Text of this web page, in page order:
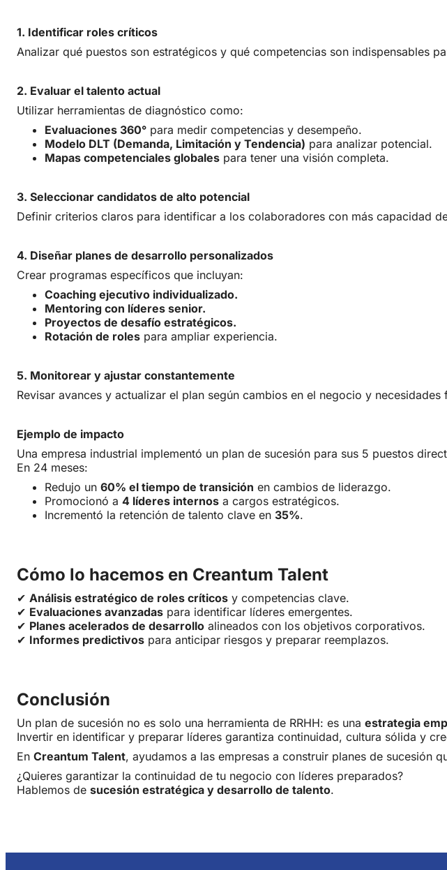
1. Identificar roles críticos
Analizar qué puestos son estratégicos y qué competencias son indispensables
2. Evaluar el talento actual
Utilizar herramientas de diagnóstico como:
Evaluaciones 360° para medir competencias y desempeño.
Modelo DLT (Demanda, Limitación y Tendencia) para analizar potencial.
Mapas competenciales globales para tener una visión completa.
3. Seleccionar candidatos de alto potencial
Definir criterios claros para identificar a los colaboradores con más capacidad
4. Diseñar planes de desarrollo personalizados
Crear programas específicos que incluyan:
Coaching ejecutivo individualizado.
Mentoring con líderes senior.
Proyectos de desafío estratégicos.
Rotación de roles para ampliar experiencia.
5. Monitorear y ajustar constantemente
Revisar avances y actualizar el plan según cambios en el negocio y necesidades
Ejemplo de impacto
Una empresa industrial implementó un plan de sucesión para sus 5 puestos
En 24 meses:
Redujo un 60% el tiempo de transición en cambios de liderazgo.
Promocionó a 4 líderes internos a cargos estratégicos.
Incrementó la retención de talento clave en 35%.
Cómo lo hacemos en Creantum Talent
✔ Análisis estratégico de roles críticos y competencias clave.
✔ Evaluaciones avanzadas para identificar líderes emergentes.
✔ Planes acelerados de desarrollo alineados con los objetivos corporativos.
✔ Informes predictivos para anticipar riesgos y preparar reemplazos.
Conclusión
Un plan de sucesión no es solo una herramienta de RRHH: es una estrategia
Invertir en identificar y preparar líderes garantiza continuidad, cultura sólida y
En Creantum Talent, ayudamos a las empresas a construir planes de sucesión
¿Quieres garantizar la continuidad de tu negocio con líderes preparados?
Hablemos de sucesión estratégica y desarrollo de talento.